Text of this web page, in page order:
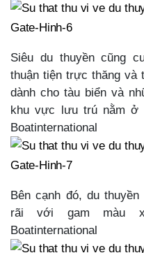
Siêu du thuyền cũng
thuận tiện trực thăng và
dành cho tàu biển và
khu vực lưu trú nằm ở
Boatinternational
Bên cạnh đó, du
rãi với gam màu
Boatinternational